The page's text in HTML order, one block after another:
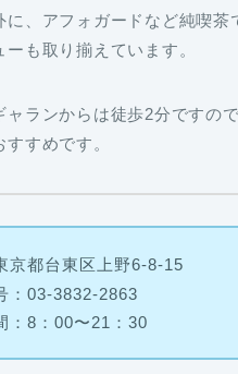
に、アフォガードなど純喫茶
も取り揃えています。
ャランからは徒歩2分ですの
すめです。
京都台東区上野6-8-15
：03-3832-2863
：8：00〜21：30